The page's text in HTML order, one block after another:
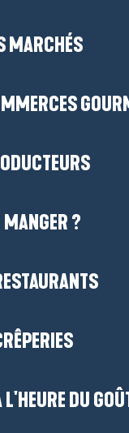
MARCHÉS
MANGER ?
L'HEURE DU
?